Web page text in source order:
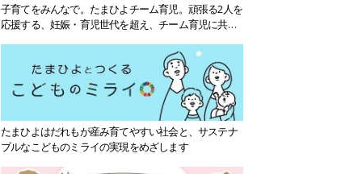
子育てをみんなで。たまひよチーム育児。頑張る2人を
応援する、妊娠・育児世代を超え、チーム育児に共感
たまひよはだれもが産み育てやすい社会と、サステナ
ブルなこどものミライの実現をめざします